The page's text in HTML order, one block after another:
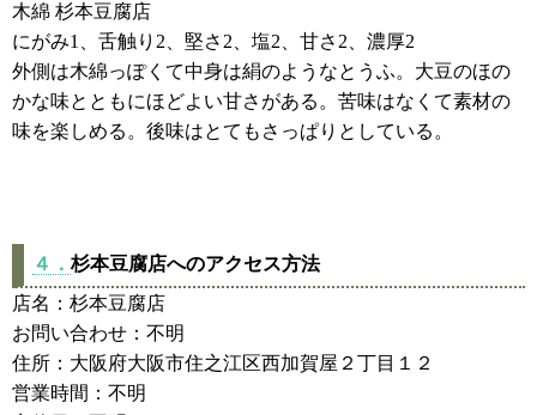
木綿 杉本豆腐店
にがみ1、舌触り2、堅さ2、塩2、甘さ2、濃厚2
外側は木綿っぽくて中身は絹のようなとうふ。大豆のほの
かな味とともにほどよい甘さがある。苦味はなくて素材の
味を楽しめる。後味はとてもさっぱりとしている。
４． 杉本豆腐店へのアクセス方法
店名：杉本豆腐店
お問い合わせ：不明
住所：大阪府大阪市住之江区西加賀屋２丁目１２
営業時間：不明